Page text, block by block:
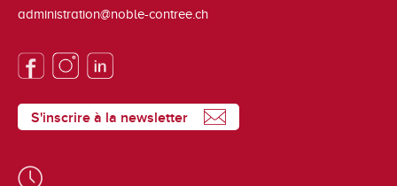
administration@noble-contree.ch
S'inscrire à la newsletter